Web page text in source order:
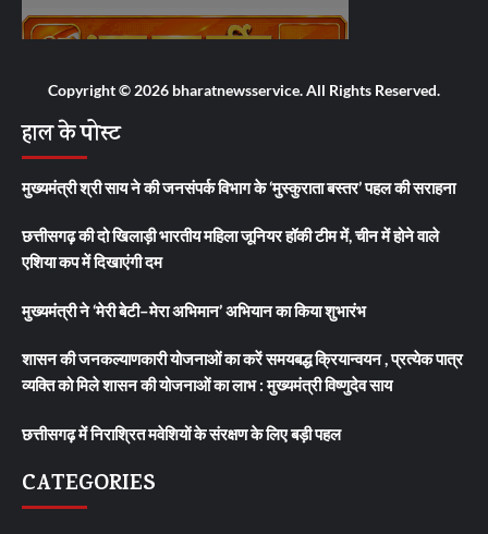
Copyright © 2026 bharatnewsservice. All Rights Reserved.
हाल के पोस्ट
मुख्यमंत्री श्री साय ने की जनसंपर्क विभाग के ‘मुस्कुराता बस्तर’ पहल की सराहना
छत्तीसगढ़ की दो खिलाड़ी भारतीय महिला जूनियर हॉकी टीम में, चीन में होने वाले
एशिया कप में दिखाएंगी दम
मुख्यमंत्री ने ‘मेरी बेटी–मेरा अभिमान’ अभियान का किया शुभारंभ
शासन की जनकल्याणकारी योजनाओं का करें समयबद्ध क्रियान्वयन , प्रत्येक पात्र
व्यक्ति को मिले शासन की योजनाओं का लाभ : मुख्यमंत्री विष्णुदेव साय
छत्तीसगढ़ में निराश्रित मवेशियों के संरक्षण के लिए बड़ी पहल
CATEGORIES